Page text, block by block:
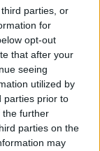
parties, or
for
opt-out
that after your
seeing
utilized by
parties prior to
the further
parties on the
may
avvenuto nel
nel comune di
scontrate